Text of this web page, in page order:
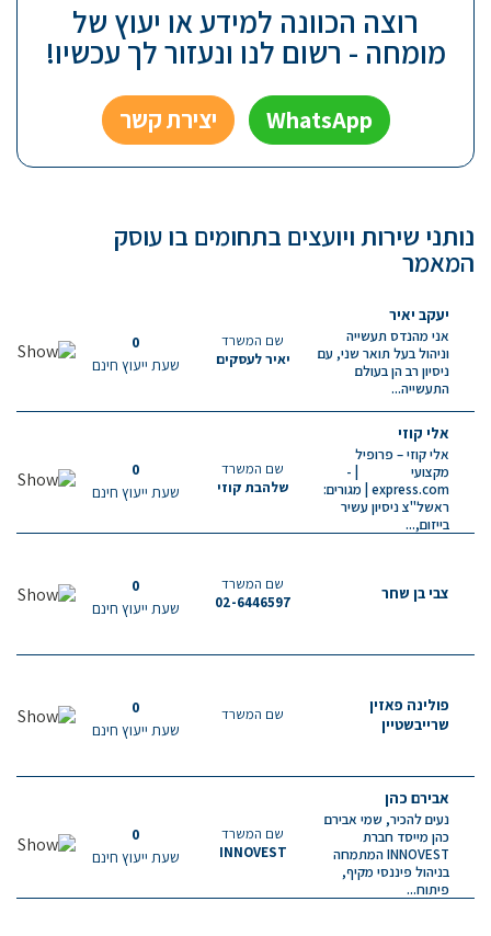
רוצה הכוונה למידע או יעוץ של
מומחה - רשום לנו ונעזור לך עכשיו!
WhatsApp יצירת קשר
נותני שירות ויועצים בתחומים בו עוסק
המאמר
יעקב יאיר
אני מהנדס תעשייה
וניהול בעל תואר שני, עם
ניסיון רב הן בעולם
התעשייה...
שם המשרד
יאיר לעסקים
0
שעת ייעוץ חינם
אלי קוזי
אלי קוזי – פרופיל
מקצועי | -
express.com | מגורים:
ראשל"צ ניסיון עשיר
בייזום,...
שם המשרד
שלהבת קוזי
0
שעת ייעוץ חינם
צבי בן שחר
שם המשרד
02-6446597
0
שעת ייעוץ חינם
פולינה פאזין
שרייבשטיין
שם המשרד
0
שעת ייעוץ חינם
אבירם כהן
נעים להכיר, שמי אבירם
כהן מייסד חברת
INNOVEST המתמחה
בניהול פיננסי מקיף,
פיתוח...
שם המשרד
INNOVEST
0
שעת ייעוץ חינם